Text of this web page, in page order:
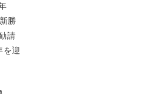
勝
請
を迎